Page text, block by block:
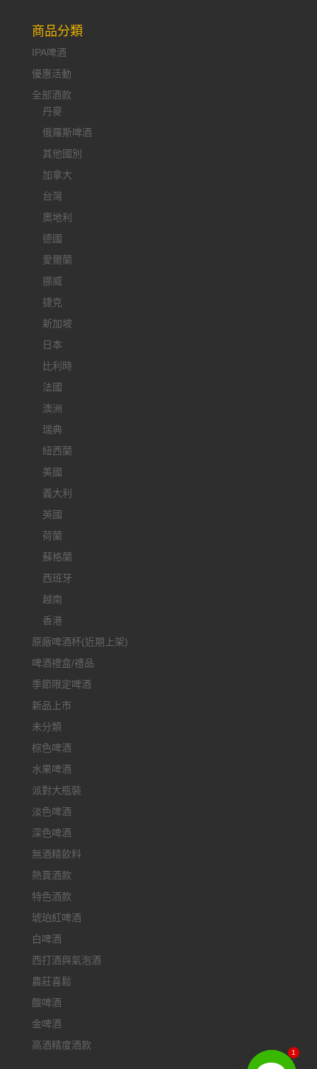
商品分類
IPA啤酒
優惠活動
全部酒款
丹麥
俄羅斯啤酒
其他國別
加拿大
台灣
奧地利
德國
愛爾蘭
挪威
捷克
新加坡
日本
比利時
法國
澳洲
瑞典
紐西蘭
美國
義大利
英國
荷蘭
蘇格蘭
西班牙
越南
香港
原廠啤酒杯(近期上架)
啤酒禮盒/禮品
季節限定啤酒
新品上市
未分類
棕色啤酒
水果啤酒
派對大瓶裝
淡色啤酒
深色啤酒
無酒精飲料
熱賣酒款
特色酒款
琥珀紅啤酒
白啤酒
西打酒與氣泡酒
農莊喜鬆
酸啤酒
金啤酒
高酒精度酒款
1